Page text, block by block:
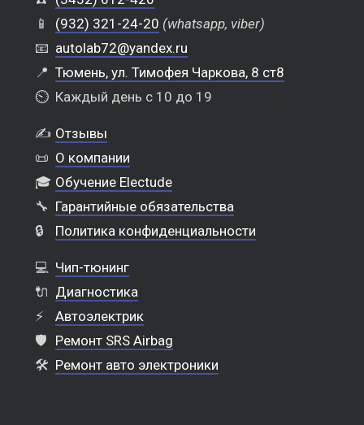
📱
(932) 321-24-20 (whatsapp, viber)
📧 autolab72@yandex.ru
📍 Тюмень, ул. Тимофея Чаркова, 8 ст8
⏲️ Каждый день с 10 до 19
✍️ Отзывы
📜 О компании
🎓 Обучение Electude
🔧 Гарантийные обязательства
🔒
Политика конфиденциальности
💻 Чип-тюнинг
🔌 Диагностика
⚡
Автоэлектрик
🛡️ Ремонт SRS Airbag
🛠️ Ремонт авто электроники